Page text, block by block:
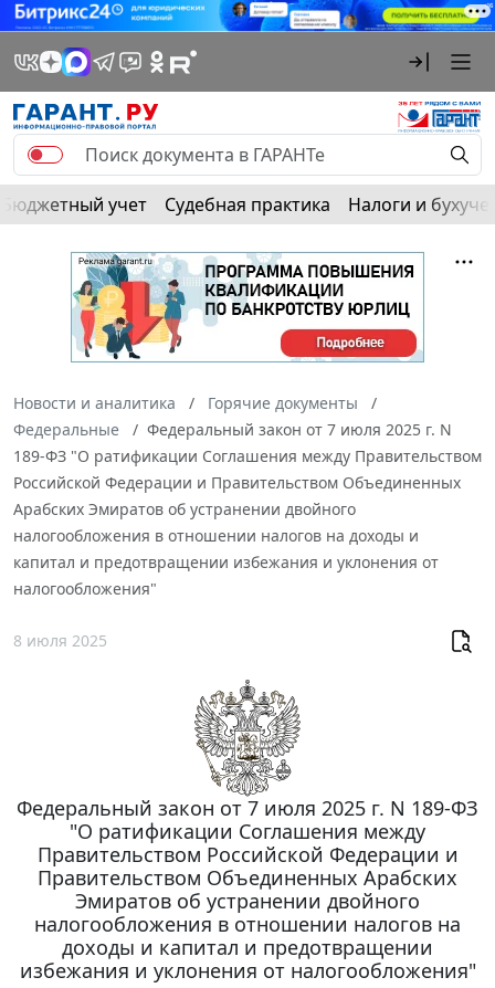
Бюджетный учет Судебная практика Налоги и
Новости и аналитика
Горячие документы
Федеральные
Федеральный закон от 7 июля 2025 г. N
189-ФЗ "О ратификации Соглашения между Правительством
Российской Федерации и Правительством Объединенных
Арабских Эмиратов об устранении двойного
налогообложения в отношении налогов на доходы и
капитал и предотвращении избежания и уклонения от
налогообложения"
8 июля 2025
Федеральный закон от 7 июля 2025 г. N 189-ФЗ
"О ратификации Соглашения между
Правительством Российской Федерации и
Правительством Объединенных Арабских
Эмиратов об устранении двойного
налогообложения в отношении налогов на
доходы и капитал и предотвращении
избежания и уклонения от налогообложения"